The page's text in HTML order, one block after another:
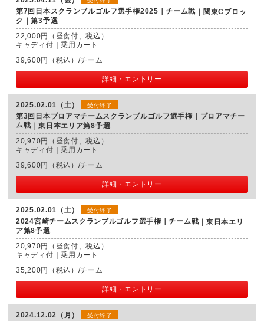
第7回日本スクランブルゴルフ選手権2025｜チーム戦
関東Cブロッ
ク｜第3予選
22,000円（昼食付、税込）
キャディ付｜乗用カート
39,600円（税込）/チーム
詳細・エントリー
2025.02.01（土） 受付終了
第3回日本プロアマチームスクランブルゴルフ選手権｜プロアマチー
ム戦
東日本エリア第8予選
20,970円（昼食付、税込）
キャディ付｜乗用カート
39,600円（税込）/チーム
詳細・エントリー
2025.02.01（土） 受付終了
2024宮崎チームスクランブルゴルフ選手権｜チーム戦
東日本エリ
ア第8予選
20,970円（昼食付、税込）
キャディ付｜乗用カート
35,200円（税込）/チーム
詳細・エントリー
2024.12.02（月） 受付終了